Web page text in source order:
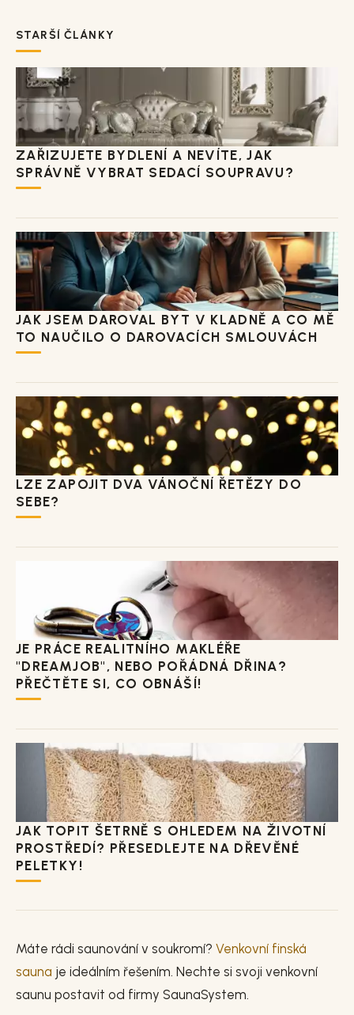
STARŠÍ ČLÁNKY
ZAŘIZUJETE BYDLENÍ A NEVÍTE, JAK
SPRÁVNĚ VYBRAT SEDACÍ SOUPRAVU?
JAK JSEM DAROVAL BYT V KLADNĚ A CO MĚ
TO NAUČILO O DAROVACÍCH SMLOUVÁCH
LZE ZAPOJIT DVA VÁNOČNÍ ŘETĚZY DO
SEBE?
JE PRÁCE REALITNÍHO MAKLÉŘE
"DREAMJOB", NEBO POŘÁDNÁ DŘINA?
PŘEČTĚTE SI, CO OBNÁŠÍ!
JAK TOPIT ŠETRNĚ S OHLEDEM NA ŽIVOTNÍ
PROSTŘEDÍ? PŘESEDLEJTE NA DŘEVĚNÉ
PELETKY!
Máte rádi saunování v soukromí? Venkovní finská
sauna je ideálním řešením. Nechte si svoji venkovní
saunu postavit od firmy SaunaSystem.